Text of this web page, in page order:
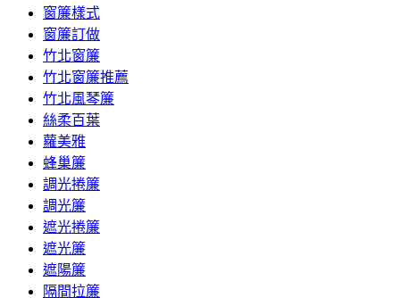
窗簾樣式
窗簾訂做
竹北窗簾
竹北窗簾推薦
竹北風琴簾
絲柔百葉
蘿美雅
蜂巢簾
調光捲簾
調光簾
遮光捲簾
遮光簾
遮陽簾
隔間拉簾